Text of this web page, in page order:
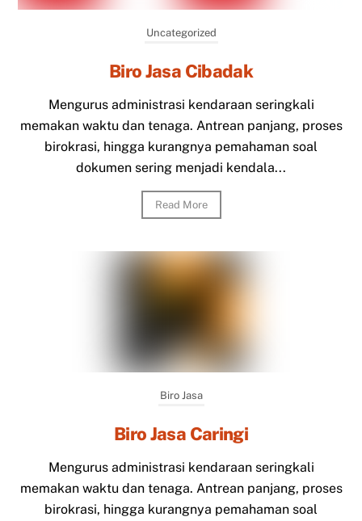
Uncategorized
Biro Jasa Cibadak
Mengurus administrasi kendaraan seringkali
memakan waktu dan tenaga. Antrean panjang, proses
birokrasi, hingga kurangnya pemahaman soal
dokumen sering menjadi kendala...
Read More
Biro Jasa
Biro Jasa Caringi
Mengurus administrasi kendaraan seringkali
memakan waktu dan tenaga. Antrean panjang, proses
birokrasi, hingga kurangnya pemahaman soal